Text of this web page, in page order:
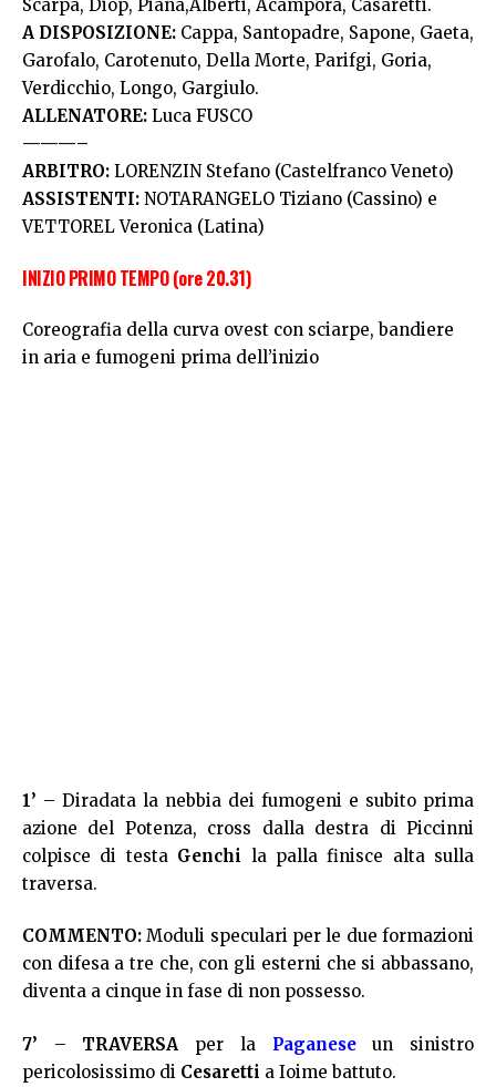
Scarpa, Diop, Piana,Alberti, Acampora, Casaretti.
A DISPOSIZIONE: Cappa, Santopadre, Sapone, Gaeta,
Garofalo, Carotenuto, Della Morte, Parifgi, Goria,
Verdicchio, Longo, Gargiulo.
ALLENATORE: Luca FUSCO
———–
ARBITRO: LORENZIN Stefano (Castelfranco Veneto)
ASSISTENTI: NOTARANGELO Tiziano (Cassino) e
VETTOREL Veronica (Latina)
INIZIO PRIMO TEMPO (ore 20.31)
Coreografia della curva ovest con sciarpe, bandiere
in aria e fumogeni prima dell’inizio
1’ – Diradata la nebbia dei fumogeni e subito prima
azione del Potenza, cross dalla destra di Piccinni
colpisce di testa Genchi la palla finisce alta sulla
traversa.
COMMENTO: Moduli speculari per le due formazioni
con difesa a tre che, con gli esterni che si abbassano,
diventa a cinque in fase di non possesso.
7’ – TRAVERSA per la Paganeseun sinistro
pericolosissimo di Cesaretti a Ioime battuto.